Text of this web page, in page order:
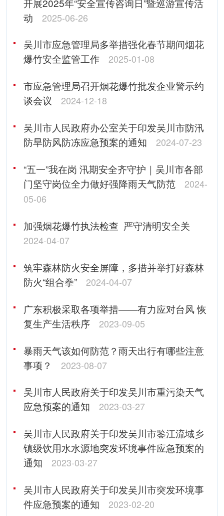
动
2025-06-26
吴川市应急管理局多举措强化春节期间烟花
爆竹安全监管工作
2025-01-08
市应急管理局召开烟花爆竹批发企业警示约
谈会议
2024-12-18
吴川市人民政府办公室关于印发吴川市防汛
防旱防风防冻应急预案的通知
2024-07-23
“五一”我在岗 汛期安全齐守护｜吴川市各部
门坚守岗位全力做好强降雨天气防范
2024-
05-06
加强烟花爆竹执法检查 严守清明安全关
2024-04-07
筑牢森林防火安全屏障，多措并举打好森林
防火“组合拳”
2024-04-07
广东积极采取各项举措——有力应对台风 恢
复生产生活秩序
2023-09-05
暴雨天气该如何防范？雨天出行有哪些注意
事项？
2023-08-07
吴川市人民政府关于印发吴川市重污染天气
应急预案的通知
2023-03-27
吴川市人民政府关于印发吴川市鉴江流域乡
镇级饮用水水源地突发环境事件应急预案的
通知
2023-03-27
吴川市人民政府关于印发吴川市突发环境事
件应急预案的通知
2023-02-20